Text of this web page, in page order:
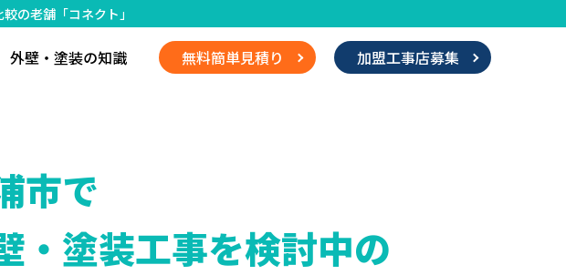
の老舗「コネクト」
外壁・塗装の知識 無料簡単見積り 加盟工事店募集
市で
・塗装工事を検討中の